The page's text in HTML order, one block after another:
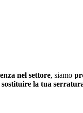
nel settore, siamo
sostituire la tua